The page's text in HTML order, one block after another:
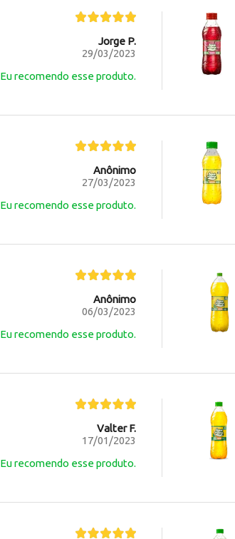
Jorge P.
29/03/2023
Eu recomendo esse produto.
Anônimo
27/03/2023
Eu recomendo esse produto.
Anônimo
06/03/2023
Eu recomendo esse produto.
Valter F.
17/01/2023
Eu recomendo esse produto.